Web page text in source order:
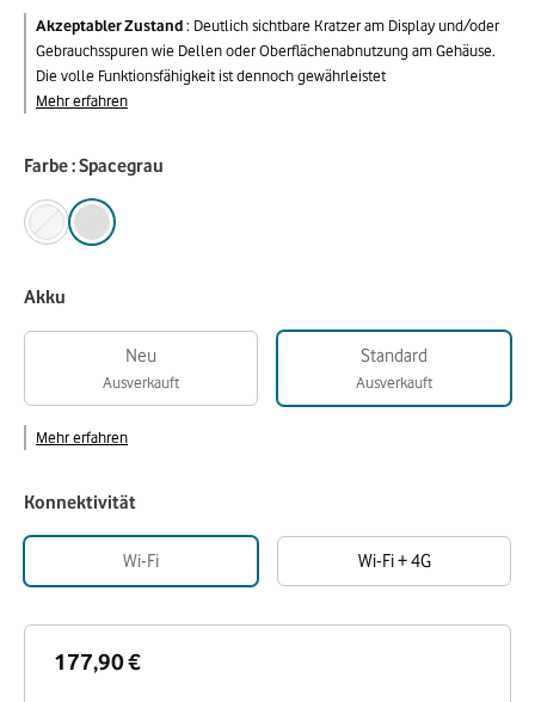
177,90 €
Akzeptabler Zustand: Deutlich sichtbare Kratzer am Display und/oder
Gebrauchsspuren wie Dellen oder Oberflächenabnutzung am Gehäuse.
Die volle Funktionsfähigkeit ist dennoch gewährleistet
Mehr erfahren
Farbe : Spacegrau
Akku
Neu
Ausverkauft
Standard
Ausverkauft
Mehr erfahren
Konnektivität
Wi-Fi Wi-Fi + 4G